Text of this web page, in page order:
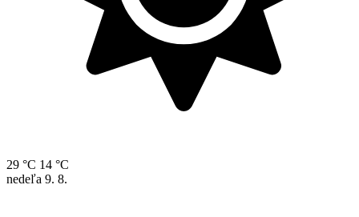
29 °C 14 °C
nedeľa 9. 8.